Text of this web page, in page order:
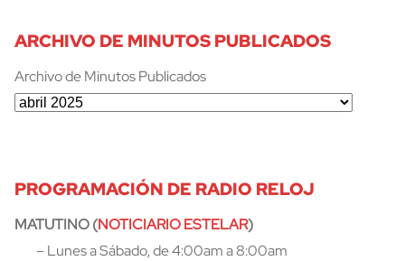
ARCHIVO DE MINUTOS PUBLICADOS
Archivo de Minutos Publicados
PROGRAMACIÓN DE RADIO RELOJ
MATUTINO (NOTICIARIO ESTELAR)
– Lunes a Sábado, de 4:00am a 8:00am